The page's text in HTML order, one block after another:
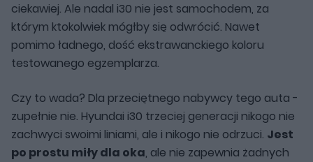
ciekawiej. Ale nadal i30 nie jest samochodem, za
którym ktokolwiek mógłby się odwrócić. Nawet
pomimo ładnego, dość ekstrawanckiego koloru
testowanego egzemplarza.
Czy to wada? Dla przeciętnego nabywcy tego auta -
zupełnie nie. Hyundai i30 trzeciej generacji nikogo nie
zachwyci swoimi liniami, ale i nikogo nie odrzuci. Jest
po prostu miły dla oka, ale nie zapewnia żadnych